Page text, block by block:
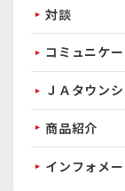
対談
コミュニケ
ＪＡタウン
商品紹介
インフォメ